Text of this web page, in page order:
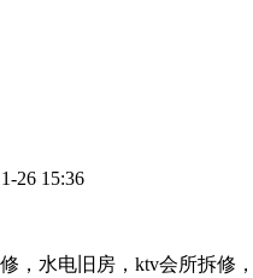
26 15:36
水电旧房，ktv会所拆修，